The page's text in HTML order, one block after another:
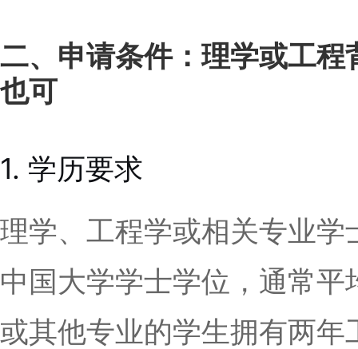
二、申请条件：理学或工
也可
1. 学历要求
理学、工程学或相关专业学
中国大学学士学位，通常平
或其他专业的学生拥有两年